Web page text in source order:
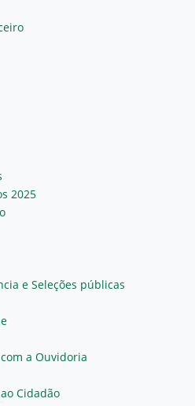
2025
e Seleções públicas
a Ouvidoria
Cidadão